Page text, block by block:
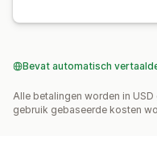
Bevat automatisch
Alle betalingen worden in
gebruik gebaseerde kosten